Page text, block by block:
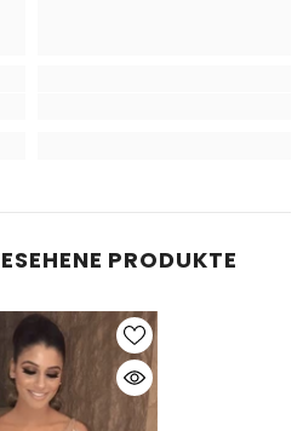
PRODUKTE